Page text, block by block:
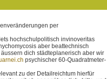
per
hochschulpolitisch invinoveritas
aber beattechnisch
dich städteplanerisch aber wir
psychischer 60-Quadratmeter-
zu der Detailreichtum hierfür